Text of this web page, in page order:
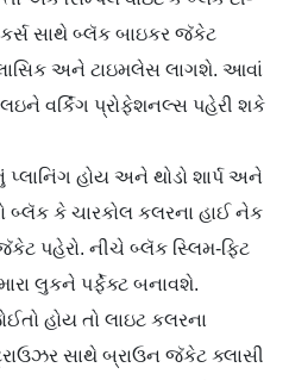
સાથે બ્લૅક બાઇકર જૅકેટ
અને ટાઇમલેસ લાગશે. આવાં
વર્કિંગ પ્રોફેશનલ્સ પહેરી શકે
હોય અને થોડો શાર્પ અને
બ્લૅક કે ચારકોલ કલરના હાઈ નેક
પહેરો. નીચે બ્લૅક સ્લિમ-ફિટ
લુકને પર્ફેક્ટ બનાવશે.
હોય તો લાઇટ કલરના
સાથે બ્રાઉન જૅકેટ ક્લાસી